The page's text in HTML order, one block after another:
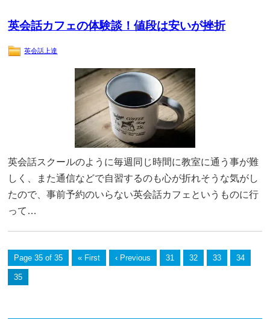
英会話カフェの体験談！値段は安いが挫折
英会話上達
英会話スクールのように毎週同じ時間に教室に通う事が難
しく、また通信などで自習するのも心が折れそうな気がし
たので、事前予約のいらない英会話カフェというものに行
って…
Page 35 of 35 « First ‹ Previous 31 32 33 34
35